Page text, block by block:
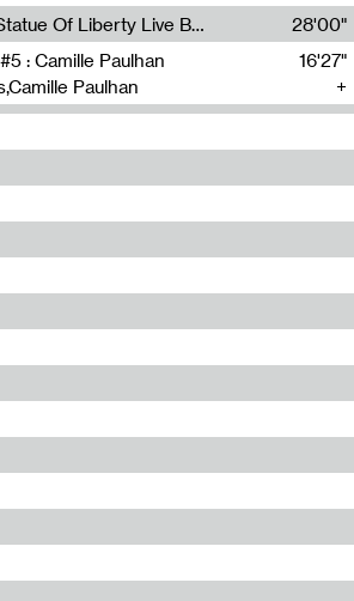
Radia Show #1088 : Statue Of Liberty Live By Ed Baxter (Resonance)
28'00"
: Camille Paulhan
Paulhan
16'27"